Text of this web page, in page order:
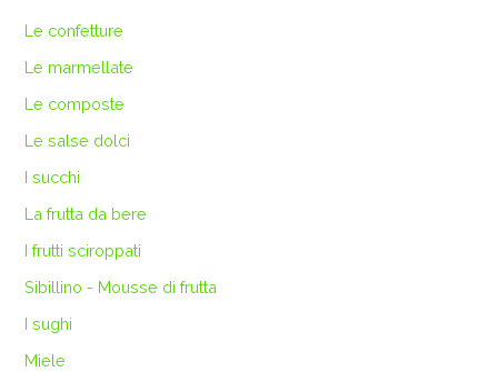
Le confetture
Le marmellate
Le composte
Le salse dolci
I succhi
La frutta da bere
I frutti sciroppati
Sibillino - Mousse di frutta
I sughi
Miele